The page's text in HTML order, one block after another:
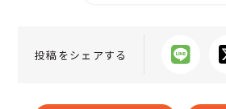
投稿をシェアする